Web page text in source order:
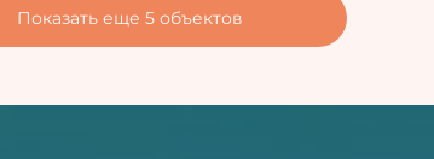
Показать еще 5 объектов